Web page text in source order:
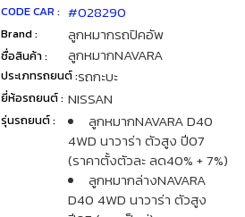
CODE CAR : #028290
Brand : ลูกหมากรถปิคอัพ
ชื่อสินค้า : ลูกหมากNAVARA
ประเภทรถยนต์ :รถกะบะ
ยี่ห้อรถยนต์ : NISSAN
รุ่นรถยนต์ :
ลูกหมากNAVARA D40
4WD นาวาร่า ตัวสูง ปี07
(ราคาตั้งตัวละ ลด40% + 7%)
ลูกหมากล่างNAVARA
D40 4WD นาวาร่า ตัวสูง